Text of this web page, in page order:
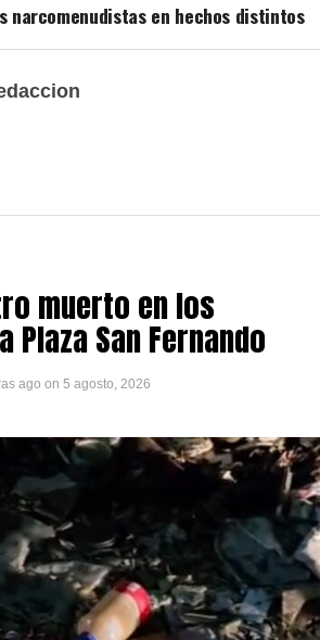
narcomenudistas en hechos distintos
muerto en los
San Fernando
ago on 5 agosto, 2026